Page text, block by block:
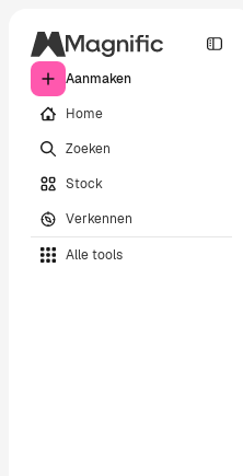
Aanmaken
Home
Zoeken
Stock
Verkennen
Alle tools